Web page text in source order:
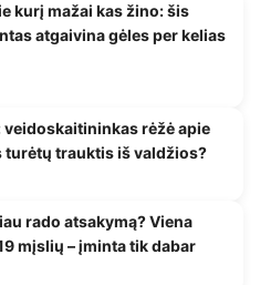
kurį mažai kas žino: šis
atgaivina gėles per kelias
veidoskaitininkas rėžė apie
turėtų trauktis iš valdžios?
rado atsakymą? Viena
mįslių – įminta tik dabar